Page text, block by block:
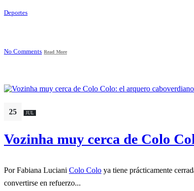
Deportes
No Comments Read More
25 JUL
Vozinha muy cerca de Colo
Por Fabiana Luciani Colo Colo ya tiene prácticamente
convertirse en refuerzo...